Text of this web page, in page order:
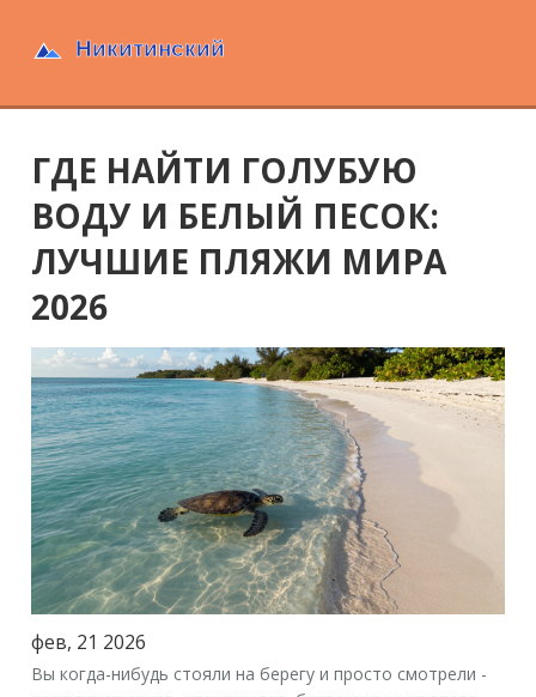
ГДЕ НАЙТИ ГОЛУБУЮ
ВОДУ И БЕЛЫЙ ПЕСОК:
ЛУЧШИЕ ПЛЯЖИ МИРА
2026
фев, 21 2026
Вы когда-нибудь стояли на берегу и просто смотрели -